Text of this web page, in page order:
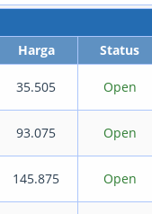
Harga Status
35.505 Open
93.075 Open
145.875 Open